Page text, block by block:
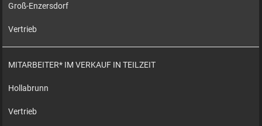
Groß-Enzersdorf
Vertrieb
MITARBEITER* IM VERKAUF IN TEILZEIT
Hollabrunn
Vertrieb